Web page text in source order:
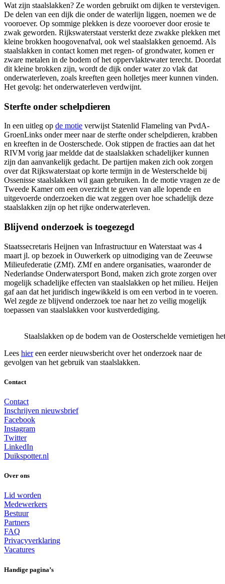
Wat zijn staalslakken? Ze worden gebruikt om dijken te verstevigen.
De delen van een dijk die onder de waterlijn liggen, noemen we de
vooroever. Op sommige plekken is deze vooroever door erosie te
zwak geworden. Rijkswaterstaat versterkt deze zwakke plekken met
kleine brokken hoogovenafval, ook wel staalslakken genoemd. Als
staalslakken in contact komen met regen- of grondwater, komen er
zware metalen in de bodem of het oppervlaktewater terecht. Doordat
dit kleine brokken zijn, wordt de dijk onder water zo vlak dat
onderwaterleven, zoals kreeften geen holletjes meer kunnen vinden.
Het gevolg: het onderwaterleven verdwijnt.
Sterfte onder schelpdieren
In een uitleg op de motie verwijst Statenlid Flameling van PvdA-
GroenLinks onder meer naar de sterfte onder schelpdieren, krabben
en kreeften in de Oosterschede. Ook stippen de fracties aan dat het
RIVM vorig jaar meldde dat de staalslakken schadelijker kunnen
zijn dan aanvankelijk gedacht. De partijen maken zich ook zorgen
over dat Rijkswaterstaat op korte termijn in de Westerschelde bij
Ossenisse staalslakken wil gaan gebruiken. In de motie vragen ze de
Tweede Kamer om een overzicht te geven van alle lopende en
uitgevoerde onderzoeken die wat zeggen over hoe schadelijk deze
staalslakken zijn op het rijke onderwaterleven.
Blijvend onderzoek is toegezegd
Staatssecretaris Heijnen van Infrastructuur en Waterstaat was 4
maart jl. op bezoek in Ouwerkerk op uitnodiging van de Zeeuwse
Milieufederatie (ZMf). ZMf en andere organisaties, waaronder de
Nederlandse Onderwatersport Bond, maken zich grote zorgen over
mogelijk schadelijke effecten van staalslakken op het milieu. Heijen
gaf aan dat het juridisch ingewikkeld is om een verbod in te voeren.
Wel zegde ze blijvend onderzoek toe naar het zo veilig mogelijk
toepassen van staalslakken voor kustverdediging.
Staalslakken op de bodem van de Oosterschelde vernietigen
Lees hiereen eerder nieuwsbericht over het onderzoek naar de
gevolgen van het gebruik van staalslakken.
Contact
Contact
Inschrijven nieuwsbrief
Facebook
Instagram
Twitter
LinkedIn
Duikspotter.nl
Over ons
Lid worden
Medewerkers
Bestuur
Partners
FAQ
Privacyverklaring
Vacatures
Handige pagina’s